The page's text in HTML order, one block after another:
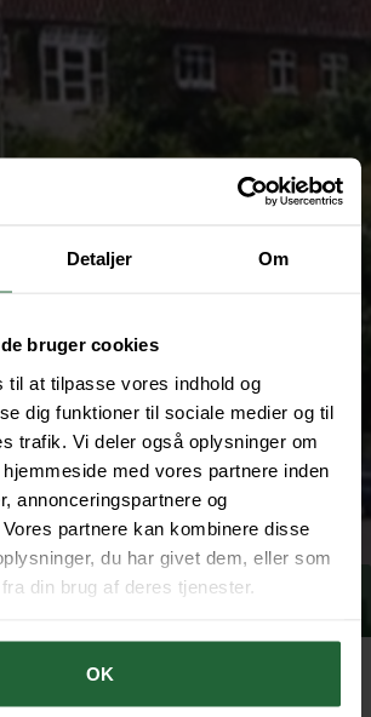
Detaljer Om
bruger cookies
til at tilpasse vores indhold og
dig funktioner til sociale medier og til
trafik. Vi deler også oplysninger om
med vores partnere inden
annonceringspartnere og
partnere kan kombinere disse
du har givet dem, eller som
din brug af deres tjenester.
OK
- Them